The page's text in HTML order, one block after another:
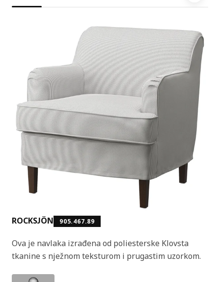
ROCKSJÖN 905.467.89
Ova je navlaka izrađena od poliesterske Klovsta
tkanine s nježnom teksturom i prugastim uzorkom.